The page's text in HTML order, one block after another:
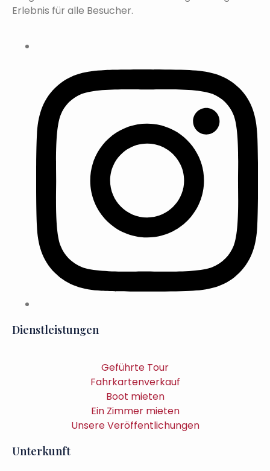
Erlebnis für alle Besucher.
Dienstleistungen
Geführte Tour
Fahrkartenverkauf
Boot mieten
Ein Zimmer mieten
Unsere Veröffentlichungen
Unterkunft